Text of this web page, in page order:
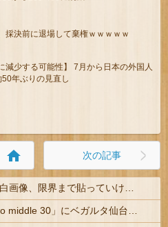
決前に退場して棄権ｗｗｗｗｗ
減少する可能性】 7月から日本の外国人
年ぶりの見直し
home 次の記事